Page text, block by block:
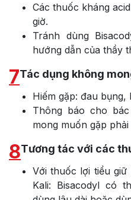
Các thuốc kháng
giờ.
Tránh dùng
hướng dẫn của thầy
7Tác dụng không
Hiếm gặp: đau bụng,
Thông báo cho
mong muốn gặp
8Tương tác với các
Với thuốc lợi tiểu
Kali: Bisacodyl có